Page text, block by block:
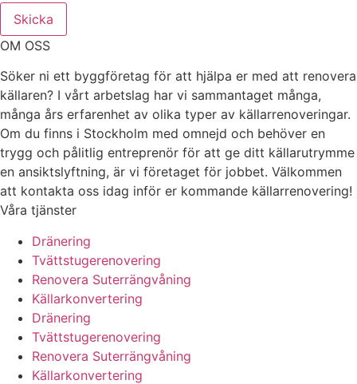
Skicka
OM OSS
Söker ni ett byggföretag för att hjälpa er med att renovera
källaren? I vårt arbetslag har vi sammantaget många,
många års erfarenhet av olika typer av källarrenoveringar.
Om du finns i Stockholm med omnejd och behöver en
trygg och pålitlig entreprenör för att ge ditt källarutrymme
en ansiktslyftning, är vi företaget för jobbet. Välkommen
att kontakta oss idag inför er kommande källarrenovering!
Våra tjänster
Dränering
Tvättstugerenovering
Renovera Suterrängvåning
Källarkonvertering
Dränering
Tvättstugerenovering
Renovera Suterrängvåning
Källarkonvertering